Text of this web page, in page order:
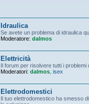
Idraulica
Se avete un problema di idraulica
Moderatore: dalmos
Elettricità
Il forum per risolvere tutti i problemi
Moderatori: dalmos isex
Elettrodomestici
Il tuo elettrodomestico ha smesso